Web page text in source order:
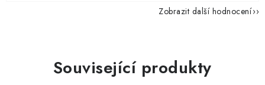
Zobrazit další hodnocení
Související produkty